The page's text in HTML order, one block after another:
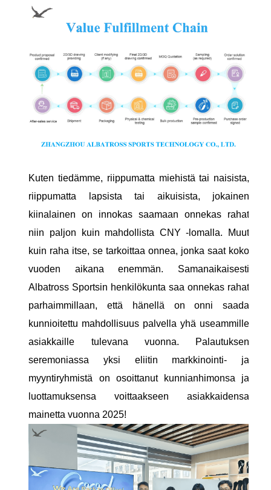
Kuten tiedämme, riippumatta miehistä tai naisista,
riippumatta lapsista tai aikuisista, jokainen
kiinalainen on innokas saamaan onnekas rahat
niin paljon kuin mahdollista CNY -lomalla. Muut
kuin raha itse, se tarkoittaa onnea, jonka saat koko
vuoden aikana enemmän. Samanaikaisesti
Albatross Sportsin henkilökunta saa onnekas rahat
parhaimmillaan, että hänellä on onni saada
kunnioitettu mahdollisuus palvella yhä useammille
asiakkaille tulevana vuonna. Palautuksen
seremoniassa yksi eliitin markkinointi- ja
myyntiryhmistä on osoittanut kunnianhimonsa ja
luottamuksensa voittaakseen asiakkaidensa
mainetta vuonna 2025!